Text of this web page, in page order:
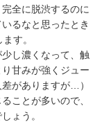
全に脱渋するのに
るなと思ったとき
す。
し濃くなって、触
甘みが強くジュー
がありますが…）
ことが多いので、
ょう。